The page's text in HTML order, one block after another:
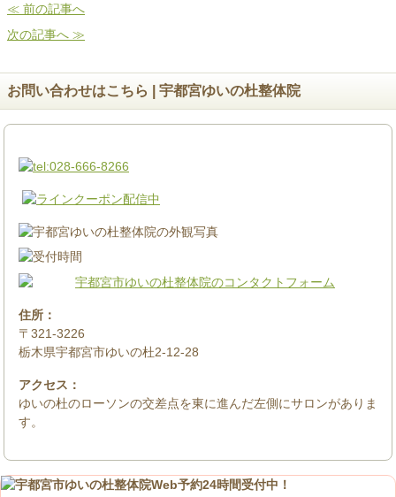
≪ 前の記事へ
次の記事へ ≫
お問い合わせはこちら | 宇都宮ゆいの杜整体院
住所：
〒321-3226
栃木県宇都宮市ゆいの杜2-12-28
アクセス：
ゆいの杜のローソンの交差点を東に進んだ左側にサロンがありま
す。